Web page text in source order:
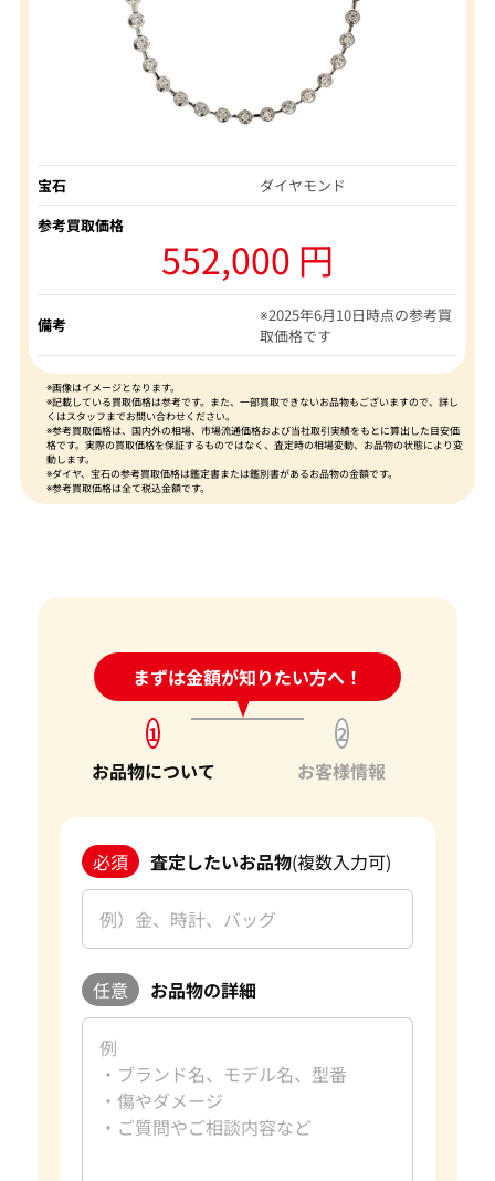
宝石
ダイヤモンド
参考買取価格
552,000 円
備考
※2025年6月10日時点の参考買
取価格です
※画像はイメージとなります。
※記載している買取価格は参考です。また、一部買取できないお品物もございますので、詳し
くはスタッフまでお問い合わせください。
※参考買取価格は、国内外の相場、市場流通価格および当社取引実績をもとに算出した目安価
格です。実際の買取価格を保証するものではなく、査定時の相場変動、お品物の状態により変
動します。
※ダイヤ、宝石の参考買取価格は鑑定書または鑑別書があるお品物の金額です。
※参考買取価格は全て税込金額です。
まずは金額が知りたい方へ！
24時間受付中!問い合わせフォーム
1
お品物について
2
お客様情報
必須 査定したいお品物(複数入力可)
任意 お品物の詳細